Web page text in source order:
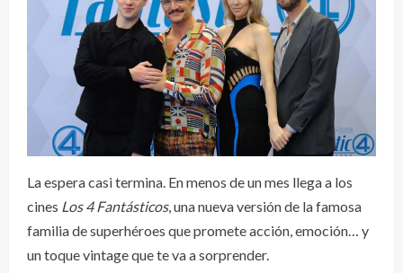
La espera casi termina. En menos de un mes llega a los
cines Los 4 Fantásticos, una nueva versión de la famosa
familia de superhéroes que promete acción, emoción… y
un toque vintage que te va a sorprender.